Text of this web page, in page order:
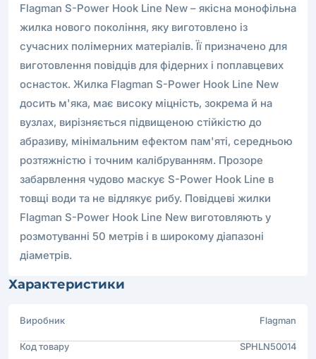
Flagman S-Power Hook Line New – якісна монофільна
жилка нового покоління, яку виготовлено із
сучасних полімерних матеріалів. Її призначено для
виготовлення повідців для фідерних і поплавцевих
оснасток. Жилка Flagman S-Power Hook Line New
досить м'яка, має високу міцність, зокрема й на
вузлах, вирізняється підвищеною стійкістю до
абразиву, мінімальним ефектом пам'яті, середньою
розтяжністю і точним калібруванням. Прозоре
забарвлення чудово маскує S-Power Hook Line в
товщі води та не відлякує рибу. Повідцеві жилки
Flagman S-Power Hook Line New виготовляють у
розмотуванні 50 метрів і в широкому діапазоні
діаметрів.
Характеристики
Виробник Flagman
Код товару SPHLN50014